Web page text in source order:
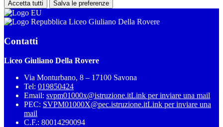
Accetta tutti Salva le preferenze
Liceo Giuliano Della Rovere
Contatti
Liceo Giuliano Della Rovere
Via Monturbano, 8 – 17100 Savona
Tel: 019850424
Email: svpm01000x@istruzione.itLink per inviare una mail
PEC: SVPM01000X@pec.istruzione.itLink per inviare una
mail
C.F.: 80014290094